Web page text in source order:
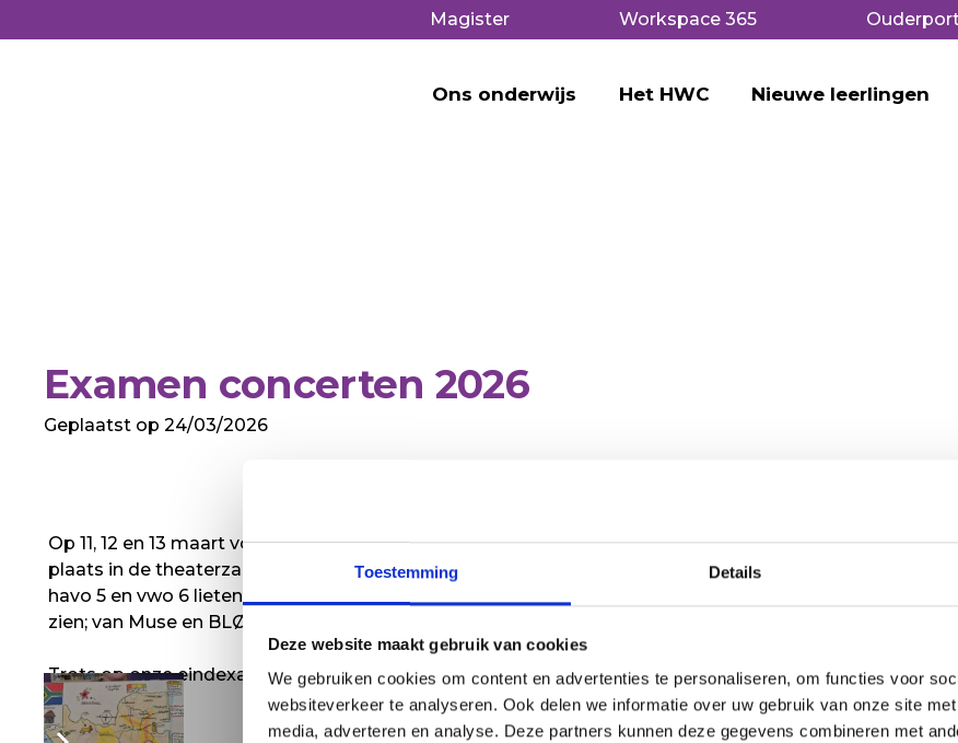
Toestemming Details
Deze website maakt gebruik van cookies
We gebruiken cookies om content en advertenties te personaliseren, om functies voor
websiteverkeer te analyseren. Ook delen we informatie over uw gebruik van onze site
media, adverteren en analyse. Deze partners kunnen deze gegevens combineren met
Magister Workspace 365
Ons onderwijs Het HWC Nieuwe leerlingen
Examen concerten 2026
Geplaatst op 24/03/2026
Op 11, 12 en 13 maart vonden de jaarlijkse examenconcerten muziek
plaats in de theaterzaal van het HWC. Onze leerlingen van vmbo t 4,
havo 5 en vwo 6 lieten een breed scala aan talenten en muzieksoorten
zien; van Muse en BLØF tot Bach, Einaudi en Thundercat.
Trots op onze eindexamenkandidaten!